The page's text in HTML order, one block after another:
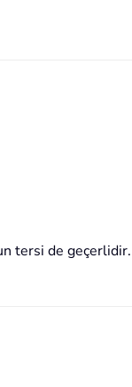
tersi de geçerlidir.